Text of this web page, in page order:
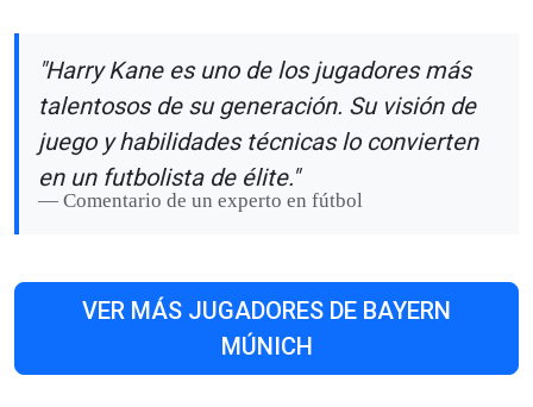
"Harry Kane es uno de los jugadores más
talentosos de su generación. Su visión de
juego y habilidades técnicas lo convierten
en un futbolista de élite."
Comentario de un experto en fútbol
VER MÁS JUGADORES DE BAYERN
MÚNICH